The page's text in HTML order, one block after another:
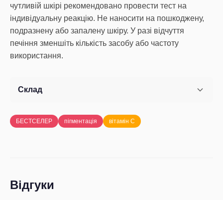
чутливій шкірі рекомендовано провести тест на
індивідуальну реакцію. Не наносити на пошкоджену,
подразнену або запалену шкіру. У разі відчуття
печіння зменшіть кількість засобу або частоту
використання.
Склад
БЕСТСЕЛЕР пігментація вітамін С
Відгуки